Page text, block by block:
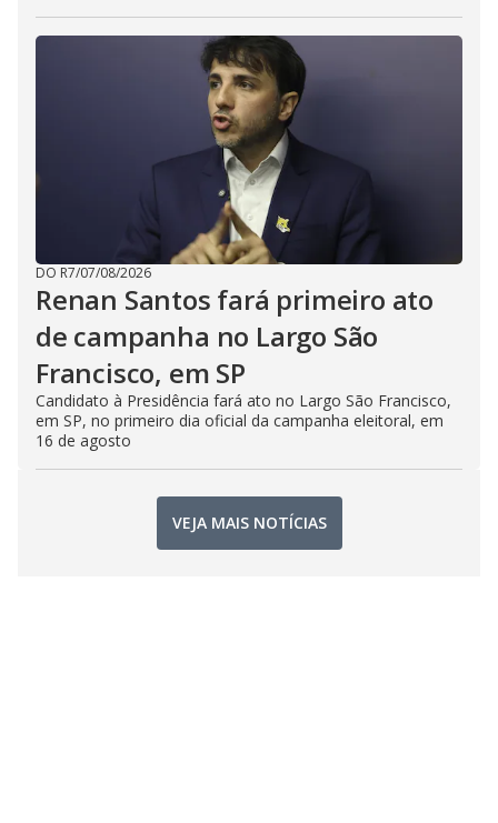
DO R7/07/08/2026
Renan Santos fará primeiro ato
de campanha no Largo São
Francisco, em SP
Candidato à Presidência fará ato no Largo São Francisco,
em SP, no primeiro dia oficial da campanha eleitoral, em
16 de agosto
VEJA MAIS NOTÍCIAS